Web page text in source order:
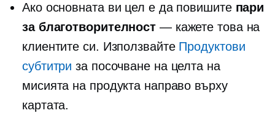
Ако основната ви цел е да повишите пари
за благотворителност — кажете това на
клиентите си. Използвайте Продуктови
субтитри за посочване на целта на
мисията на продукта направо върху
картата.